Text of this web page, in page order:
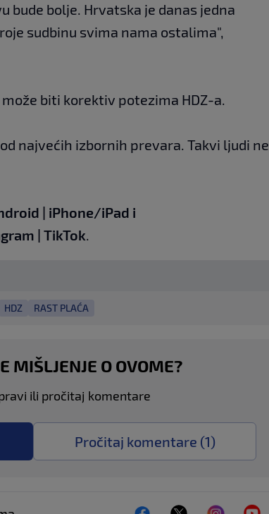
bude bolje. Hrvatska je danas jedna
sudbinu svima nama ostalima",
biti korektiv potezima HDZ-a.
najvećih izbornih prevara. Takvi ljudi ne
| iPhone/iPad i
| TikTok.
HDZ RAST PLAĆA
MIŠLJENJE O OVOME?
ili pročitaj komentare
Pročitaj komentare (1)